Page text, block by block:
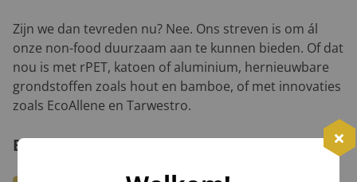
Zijn we dan tevreden nu? Nee. Ons streven is om ál
onze non-food duurzaam aan te kunnen bieden. Of dat
nou is met rPET, katoen of aluminium, hernieuwbare
grondstoffen zoals hout en bamboe, of met innovaties
zoals EcoAllene en Tarwestro.
Benieuwd geworden?